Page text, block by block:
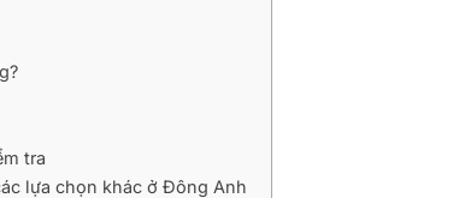
tra
lựa chọn khác ở Đông Anh